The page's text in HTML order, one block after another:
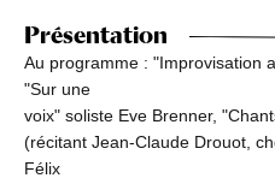
Présentation
Au programme : "Improvisation
"Sur une
voix" soliste Eve Brenner,
(récitant Jean-Claude Drouot,
Félix